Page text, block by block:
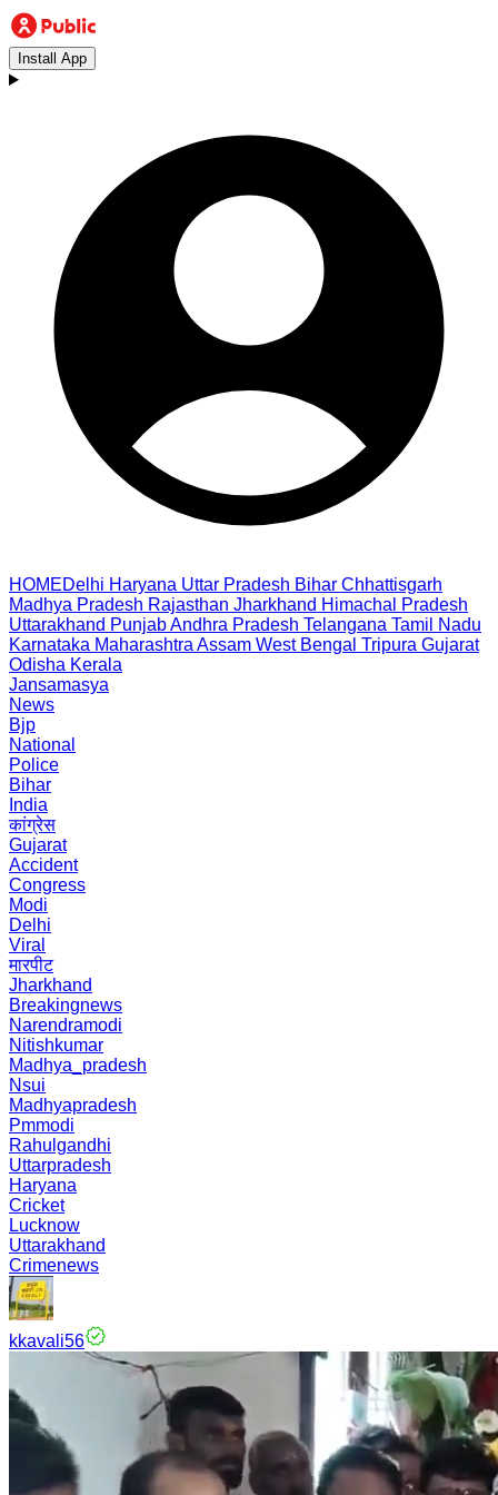
Install App
HOMEDelhi Haryana Uttar Pradesh Bihar Chhattisgarh
Madhya Pradesh Rajasthan Jharkhand Himachal Pradesh
Uttarakhand PunjabAndhra Pradesh Telangana Tamil Nadu
Karnataka Maharashtra Assam West Bengal Tripura Gujarat
Odisha Kerala
Jansamasya
News
Bjp
National
Police
Bihar
India
कांग्रेस
Gujarat
Accident
Congress
Modi
Delhi
Viral
मारपीट
Jharkhand
Breakingnews
Narendramodi
Nitishkumar
Madhya_pradesh
Nsui
Madhyapradesh
Pmmodi
Rahulgandhi
Uttarpradesh
Haryana
Cricket
Lucknow
Uttarakhand
Crimenews
kkavali56